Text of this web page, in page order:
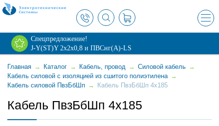
×
Спецпредложение!
J-Y(ST)Y 2х2х0,8 и ПВСнг(А)-LS
Главная → Каталог → Кабель, провод → Силовой кабель →
Кабель силовой с изоляцией из сшитого полиэтилена →
Кабель силовой ПвзБбШп → Кабель ПвзБбШп 4x185
Кабель ПвзБбШп 4x185